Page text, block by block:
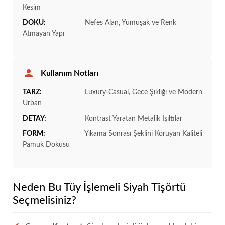
Kesim
DOKU:
Nefes Alan, Yumuşak ve Renk
Atmayan Yapı
Kullanım Notları
TARZ:
Luxury-Casual, Gece Şıklığı ve Modern
Urban
DETAY: Kontrast Yaratan Metalik Işıltılar
FORM:
Yıkama Sonrası Şeklini Koruyan Kaliteli
Pamuk Dokusu
Neden Bu Tüy İşlemeli Siyah Tişörtü
Seçmelisiniz?